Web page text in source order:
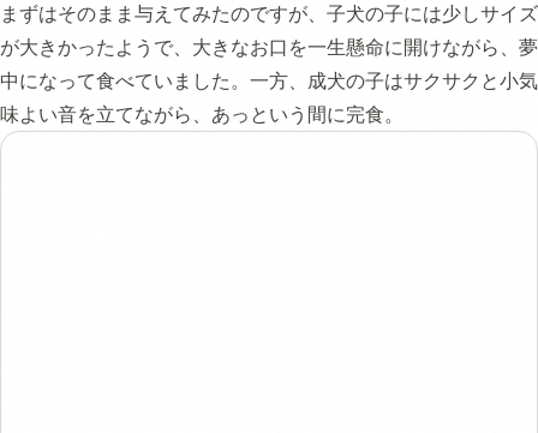
まずはそのまま与えてみたのですが、子犬の子には少しサイズ
が大きかったようで、大きなお口を一生懸命に開けながら、夢
中になって食べていました。一方、成犬の子はサクサクと小気
味よい音を立てながら、あっという間に完食。